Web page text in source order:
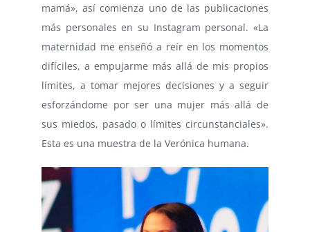
mamá», así comienza uno de las publicaciones
más personales en su Instagram personal. «La
maternidad me enseñó a reír en los momentos
difíciles, a empujarme más allá de mis propios
límites, a tomar mejores decisiones y a seguir
esforzándome por ser una mujer más allá de
sus miedos, pasado o límites circunstanciales».
Esta es una muestra de la Verónica humana.